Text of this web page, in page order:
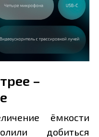
–
ёмкости
добиться